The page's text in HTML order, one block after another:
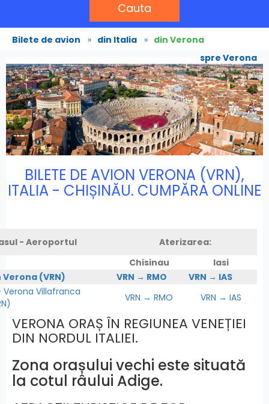
Cauta
Bilete de avion » din Italia » din Verona
spre Verona
BILETE DE AVION VERONA (VRN),
ITALIA - CHIȘINĂU. CUMPĂRA ONLINE
- Aeroportul
Aterizarea:
Chisinau
Iasi
Verona (VRN)
VRN → RMO
VRN → IAS
Villafranca
VRN → RMO VRN → IAS
VERONA ORAȘ ÎN REGIUNEA VENEȚIEI
DIN NORDUL ITALIEI.
Zona orașului vechi este situată
la cotul râului Adige.